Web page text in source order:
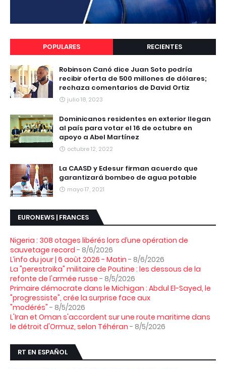
POPULARES RECIENTES
Robinson Canó dice Juan Soto podría
recibir oferta de 500 millones de dólares;
rechaza comentarios de David Ortiz
julio 18, 2023
Dominicanos residentes en exterior llegan
al país para votar el 16 de octubre en
apoyo a Abel Martínez
octubre 12, 2022
La CAASD y Edesur firman acuerdo que
garantizará bombeo de agua potable
mayo 17, 2021
EURONEWS | FRANCES
Nigeria : 308 otages libérés lors d’une opération de
sauvetage record - 8/6/2026
L’info du jour | 6 août 2026 - Matin - 8/6/2026
La "perestroïka" militaire de Poutine : les dessous de la
refonte de l'armée russe - 8/5/2026
Primaire démocrate dans le Michigan : Abdul El-Sayed, le
"progressiste", crée la surprise face aux
"modérés" - 8/5/2026
L'Iran et Oman s'accordent sur une route maritime dans
le détroit d'Ormuz, selon Téhéran - 8/5/2026
RT EN ESPAÑOL